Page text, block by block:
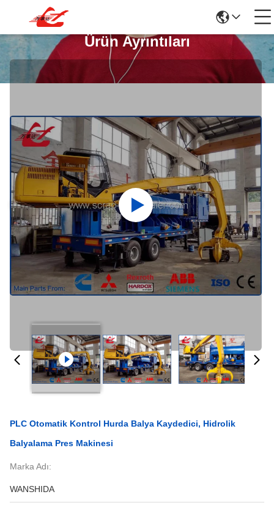
Ürün Ayrıntıları
PLC Otomatik Kontrol Hurda Balya Kaydedici, Hidrolik
Balyalama Pres Makinesi
Marka Adı:
WANSHIDA